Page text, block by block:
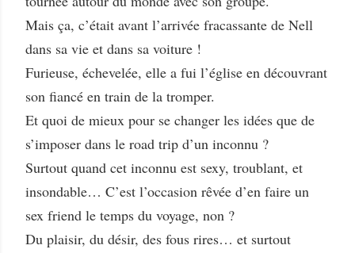
Mais ça, c’était avant l’arrivée fracassante de Nell
dans sa vie et dans sa voiture !
Furieuse, échevelée, elle a fui l’église en découvrant
son fiancé en train de la tromper.
Et quoi de mieux pour se changer les idées que de
s’imposer dans le road trip d’un inconnu ?
Surtout quand cet inconnu est sexy, troublant, et
insondable… C’est l’occasion rêvée d’en faire un
sex friend le temps du voyage, non ?
Du plaisir, du désir, des fous rires… et surtout